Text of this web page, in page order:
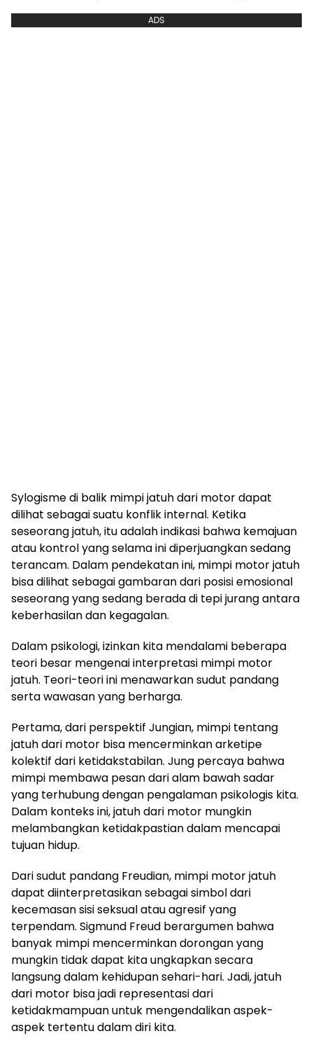
ADS
Sylogisme di balik mimpi jatuh dari motor dapat
dilihat sebagai suatu konflik internal. Ketika
seseorang jatuh, itu adalah indikasi bahwa kemajuan
atau kontrol yang selama ini diperjuangkan sedang
terancam. Dalam pendekatan ini, mimpi motor jatuh
bisa dilihat sebagai gambaran dari posisi emosional
seseorang yang sedang berada di tepi jurang antara
keberhasilan dan kegagalan.
Dalam psikologi, izinkan kita mendalami beberapa
teori besar mengenai interpretasi mimpi motor
jatuh. Teori-teori ini menawarkan sudut pandang
serta wawasan yang berharga.
Pertama, dari perspektif Jungian, mimpi tentang
jatuh dari motor bisa mencerminkan arketipe
kolektif dari ketidakstabilan. Jung percaya bahwa
mimpi membawa pesan dari alam bawah sadar
yang terhubung dengan pengalaman psikologis kita.
Dalam konteks ini, jatuh dari motor mungkin
melambangkan ketidakpastian dalam mencapai
tujuan hidup.
Dari sudut pandang Freudian, mimpi motor jatuh
dapat diinterpretasikan sebagai simbol dari
kecemasan sisi seksual atau agresif yang
terpendam. Sigmund Freud berargumen bahwa
banyak mimpi mencerminkan dorongan yang
mungkin tidak dapat kita ungkapkan secara
langsung dalam kehidupan sehari-hari. Jadi, jatuh
dari motor bisa jadi representasi dari
ketidakmampuan untuk mengendalikan aspek-
aspek tertentu dalam diri kita.